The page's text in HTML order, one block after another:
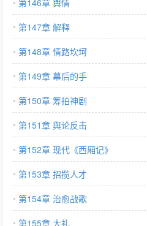
第146章 舆情
第147章 解释
第148章 情路坎坷
第149章 幕后的手
第150章 筹拍神剧
第151章 舆论反击
第152章 现代《西厢记》
第153章 招揽人才
第154章 治愈战歌
第155章 大礼